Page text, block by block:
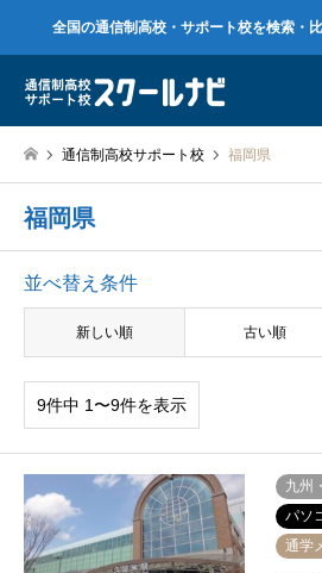
全国の通信制高校・サポート校を検索・
通信制高校サポート校 福岡県
福岡県
並べ替え条件
新しい順 古い順
9件中 1〜9件を表示
九州
パソ
通学